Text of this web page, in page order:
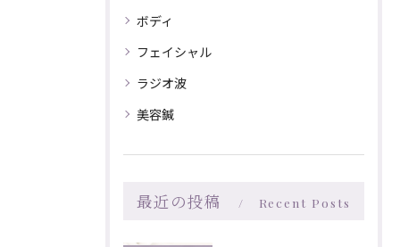
ボディ
フェイシャル
ラジオ波
美容鍼
最近の投稿 Recent Posts